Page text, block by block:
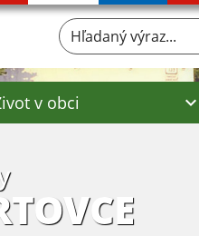
Hľadaný výraz...
v obci